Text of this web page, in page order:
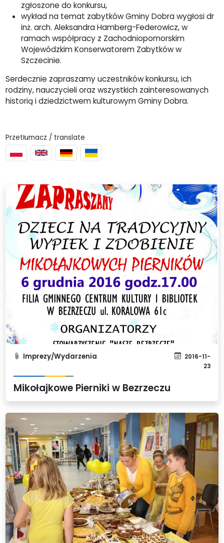
zgłoszone do konkursu,
wykład na temat zabytków Gminy Dobra wygłosi dr
inż. arch. Aleksandra Hamberg-Federowicz, w
ramach współpracy z Zachodniopomorskim
Wojewódzkim Konserwatorem Zabytków w
Szczecinie.
Serdecznie zapraszamy uczestników konkursu, ich
rodziny, nauczycieli oraz wszystkich zainteresowanych
historią i dziedzictwem kulturowym Gminy Dobra.
Przetłumacz / translate
Imprezy/Wydarzenia
2016-11-
23
Mikołajkowe Pierniki w Bezrzeczu